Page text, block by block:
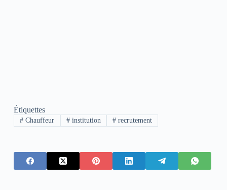
Étiquettes
#Chauffeur #institution # recrutement